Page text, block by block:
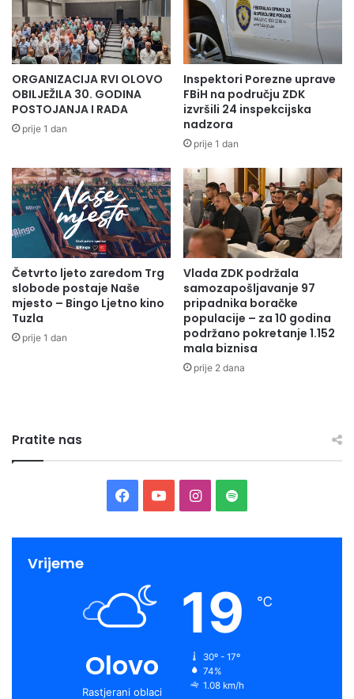
ORGANIZACIJA RVI OLOVO
OBILJEŽILA 30. GODINA
POSTOJANJA I RADA
prije 1 dan
Inspektori Porezne uprave
FBiH na području ZDK
izvršili 24 inspekcijska
nadzora
prije 1 dan
Četvrto ljeto zaredom Trg
slobode postaje Naše
mjesto – Bingo Ljetno kino
Tuzla
prije 1 dan
Vlada ZDK podržala
samozapošljavanje 97
pripadnika boračke
populacije – za 10 godina
podržano pokretanje 1.152
mala biznisa
prije 2 dana
Pratite nas
Facebook
YouTubeInstagram
Spotify
Vrijeme
Olovo
Rastjerani oblaci
19 ℃
30º - 17º
74%
1.08 km/h